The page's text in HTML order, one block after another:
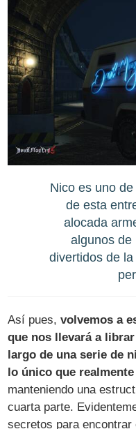
Nico es uno
de esta
alocada
algunos de
divertidos de
Así pues,volvemos a
que nos llevará a
largo de una serie de
lo único que
manteniendo una
cuarta parte.
secretos para